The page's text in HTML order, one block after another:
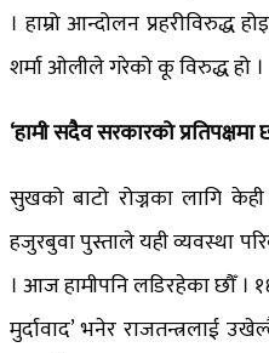
। हाम्रो आन्दोलन प्रहरीविरुद्ध
शर्मा ओलीले गरेको कू विरुद्ध हो ।
‘हामी सदैव सरकारको प्रतिपक्षमा
सुखको बाटो रोज्नका लागि केही
हजुरबुवा पुस्ताले यही व्यवस्था
। आज हामीपनि लडिरहेका छौँ ।
मुर्दावाद’ भनेर राजतन्त्रलाई